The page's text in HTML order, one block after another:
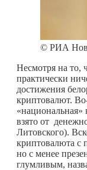
© РИА
Несмотря на то,
практически
достижения
криптовалют.
взято от
Литовского).
криптовалюта с
но с менее
глумливым,